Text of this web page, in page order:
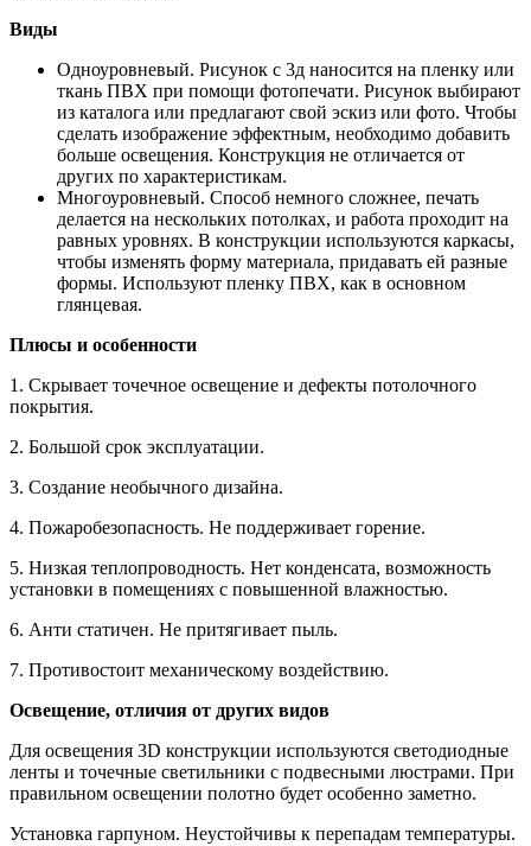
Виды
Одноуровневый. Рисунок с 3д наносится на пленку или
ткань ПВХ при помощи фотопечати. Рисунок выбирают
из каталога или предлагают свой эскиз или фото. Чтобы
сделать изображение эффектным, необходимо добавить
больше освещения. Конструкция не отличается от
других по характеристикам.
Многоуровневый. Способ немного сложнее, печать
делается на нескольких потолках, и работа проходит на
равных уровнях. В конструкции используются каркасы,
чтобы изменять форму материала, придавать ей разные
формы. Используют пленку ПВХ, как в основном
глянцевая.
Плюсы и особенности
1. Скрывает точечное освещение и дефекты потолочного
покрытия.
2. Большой срок эксплуатации.
3. Создание необычного дизайна.
4. Пожаробезопасность. Не поддерживает горение.
5. Низкая теплопроводность. Нет конденсата, возможность
установки в помещениях с повышенной влажностью.
6. Анти статичен. Не притягивает пыль.
7. Противостоит механическому воздействию.
Освещение, отличия от других видов
Для освещения 3D конструкции используются светодиодные
ленты и точечные светильники с подвесными люстрами. При
правильном освещении полотно будет особенно заметно.
Установка гарпуном. Неустойчивы к перепадам температуры.